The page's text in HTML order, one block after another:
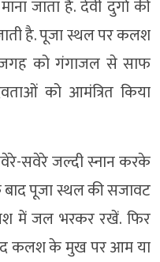
जाता है. देवी दुर्गा की
है. पूजा स्थल पर कलश
को गंगाजल से साफ
को आमंत्रित किया
सवेरे जल्दी स्नान करके
पूजा स्थल की सजावट
में जल भरकर रखें. फिर
कलश के मुख पर आम या